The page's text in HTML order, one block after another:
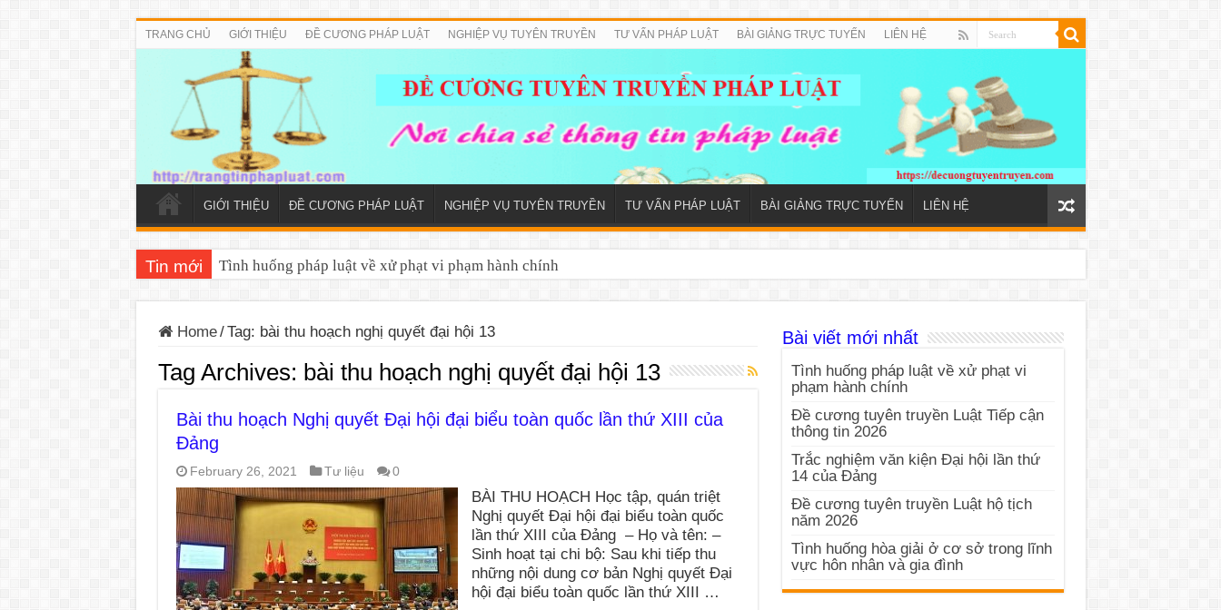
TRANG CHỦ GIỚI THIỆU ĐỀ CƯƠNG PHÁP LUẬT NGHIỆP VỤ TUYÊN TRUYỀN TƯ VẤN PHÁP LUẬT BÀI GIẢNG TRỰC TUYẾN LIÊN HỆ
GIỚI THIỆU ĐỀ CƯƠNG PHÁP LUẬT NGHIỆP VỤ TUYÊN TRUYỀN TƯ VẤN PHÁP LUẬT BÀI GIẢNG TRỰC TUYẾN LIÊN HỆ
Tin mới Tình huống pháp luật về xử phạt vi phạm hành chính
Home/Tag: bài thu hoạch nghị quyết đại hội 13
Tag Archives: bài thu hoạch nghị quyết đại hội 13
Bài thu hoạch Nghị quyết Đại hội đại biểu toàn quốc lần thứ XIII của
Đảng
February 26, 2021 Tư liệu 0
BÀI THU HOẠCH Học tập, quán triệt
Nghị quyết Đại hội đại biểu toàn quốc
lần thứ XIII của Đảng – Họ và tên: –
Sinh hoạt tại chi bộ: Sau khi tiếp thu
những nội dung cơ bản Nghị quyết Đại
hội đại biểu toàn quốc lần thứ XIII …
Bài viết mới nhất
Tình huống pháp luật về xử phạt vi
phạm hành chính
Đề cương tuyên truyền Luật Tiếp cận
thông tin 2026
Trắc nghiệm văn kiện Đại hội lần thứ
14 của Đảng
Đề cương tuyên truyền Luật hộ tịch
năm 2026
Tình huống hòa giải ở cơ sở trong lĩnh
vực hôn nhân và gia đình